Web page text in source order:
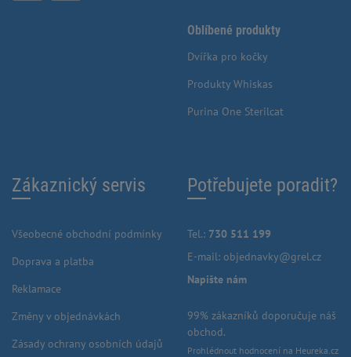
Oblíbené produkty
Dvířka pro kočky
Produkty Whiskas
Purina One Sterilcat
Zákaznický servis
Všeobecné obchodní podmínky
Doprava a platba
Reklamace
Změny v objednávkách
Zásady ochrany osobních údajů
Potřebujete poradit?
Tel.: 730 511 199
E-mail: objednavky@grel.cz
Napište nám
99% zákazníků doporučuje náš
obchod.
Prohlédnout hodnocení na Heureka.cz